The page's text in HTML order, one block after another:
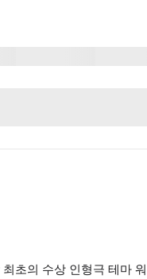
초의 수상 인형극 테마